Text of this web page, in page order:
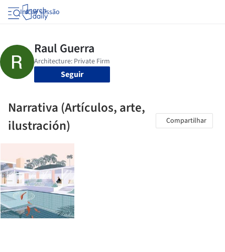
Iniciar sessão
Seguir
Narrativa (Artículos, arte,
ilustración)
Compartilhar